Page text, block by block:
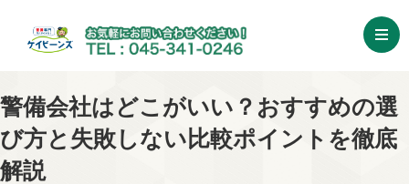
警備会社はどこがいい？おすすめの選
び方と失敗しない比較ポイントを徹底
解説